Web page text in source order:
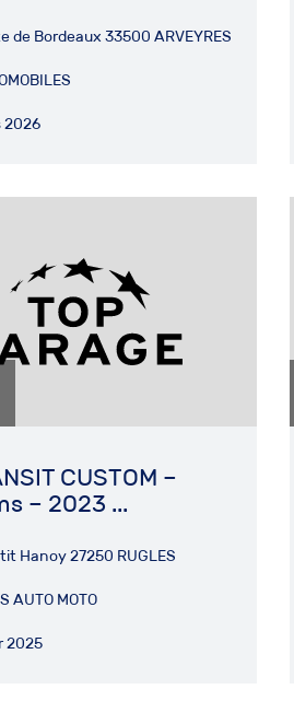
de Bordeaux 33500 ARVEYRES
2026
CUSTOM –
– 2023 ...
Hanoy 27250 RUGLES
AUTO MOTO
2025